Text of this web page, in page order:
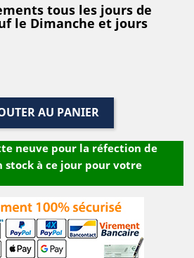
tous les jours de
le Dimanche et jours
AU PANIER
neuve pour la réfection de
à ce jour pour votre